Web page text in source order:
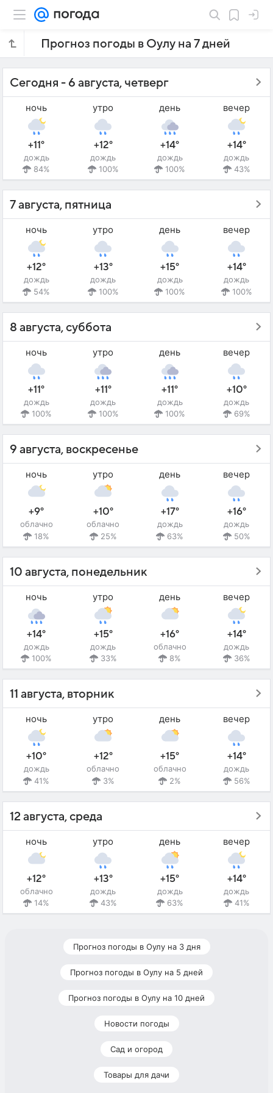
Прогноз погоды в Оулу на 7 дней
Сегодня - 6 августа, четверг
ночь
+11°
дождь
84%
утро
+12°
дождь
100%
день
+14°
дождь
100%
вечер
+14°
дождь
43%
7 августа, пятница
ночь
+12°
дождь
54%
утро
+13°
дождь
100%
день
+15°
дождь
100%
вечер
+14°
дождь
100%
8 августа, суббота
ночь
+11°
дождь
100%
утро
+11°
дождь
100%
день
+11°
дождь
100%
вечер
+10°
дождь
69%
9 августа, воскресенье
ночь
+9°
облачно
18%
утро
+10°
облачно
25%
день
+17°
дождь
63%
вечер
+16°
дождь
50%
10 августа, понедельник
ночь
+14°
дождь
100%
утро
+15°
дождь
33%
день
+16°
облачно
8%
вечер
+14°
дождь
36%
11 августа, вторник
ночь
+10°
дождь
41%
утро
+12°
облачно
3%
день
+15°
облачно
2%
вечер
+14°
дождь
56%
12 августа, среда
ночь
+12°
облачно
14%
утро
+13°
дождь
43%
день
+15°
дождь
63%
вечер
+14°
дождь
41%
Прогноз погоды в Оулу на 3 дня
Прогноз погоды в Оулу на 5 дней
Прогноз погоды в Оулу на 10 дней
Новости погоды
Сад и огород
Товары для дачи